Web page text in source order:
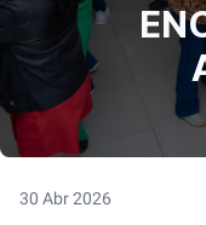
30 Abr 2026